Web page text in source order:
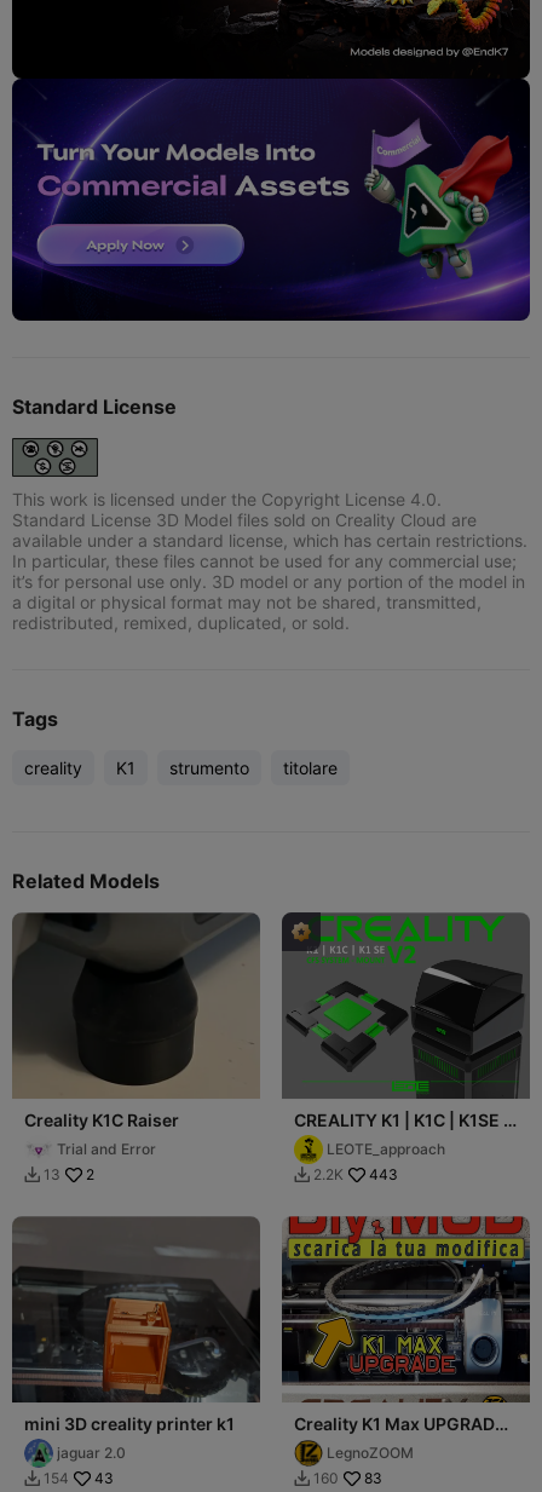
Standard License
This work is licensed under the Copyright License 4.0.
Standard License 3D Model files sold on Creality Cloud are
available under a standard license, which has certain restrictions.
In particular, these files cannot be used for any commercial use;
it’s for personal use only. 3D model or any portion of the model in
a digital or physical format may not be shared, transmitted,
redistributed, remixed, duplicated, or sold.
Tags
creality K1 strumento titolare
Related Models
Creality K1C Raiser
Trial and Error
 13 2
CREALITY K1 | K1C | K1SE -
CFS MOUNT V2 for RISER
V3 LEOTE_approach
 2.2K 443
mini 3D creality printer k1
jaguar 2.0
 154 43
Creality K1 Max UPGRADE
2 - L'ho resa Perfetta
LegnoZOOM
 160 83